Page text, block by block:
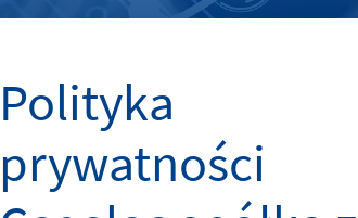
Polityka
prywatności